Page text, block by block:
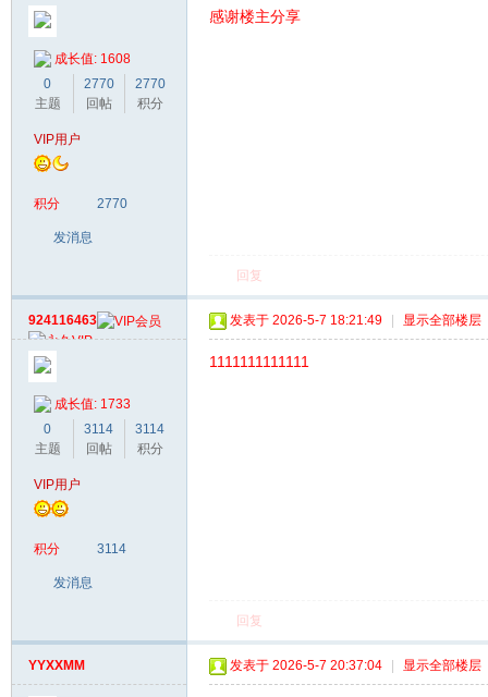
成长值: 1608
0
主题
2770
回帖
2770
积分
VIP用户
积分 2770
发消息
感谢楼主分享
回复
924116463
成长值: 1733
0
主题
3114
回帖
3114
积分
VIP用户
积分 3114
发消息
发表于 2026-5-7 18:21:49 显示全部楼层
1111111111111
回复
YYXXMM 发表于 2026-5-7 20:37:04 显示全部楼层